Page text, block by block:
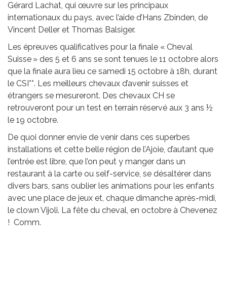
Gérard Lachat, qui œuvre sur les principaux
internationaux du pays, avec l’aide d’Hans Zbinden, de
Vincent Deller et Thomas Balsiger.
Les épreuves qualificatives pour la finale « Cheval
Suisse » des 5 et 6 ans se sont tenues le 11 octobre alors
que la finale aura lieu ce samedi 15 octobre à 18h, durant
le CSI**. Les meilleurs chevaux d’avenir suisses et
étrangers se mesureront. Des chevaux CH se
retrouveront pour un test en terrain réservé aux 3 ans ½
le 19 octobre.
De quoi donner envie de venir dans ces superbes
installations et cette belle région de l’Ajoie, d’autant que
l’entrée est libre, que l’on peut y manger dans un
restaurant à la carte ou self-service, se désaltérer dans
divers bars, sans oublier les animations pour les enfants
avec une place de jeux et, chaque dimanche après-midi,
le clown Vijoli. La fête du cheval, en octobre à Chevenez
! Comm.